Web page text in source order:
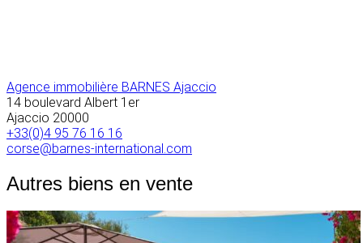
Agence immobilière BARNES Ajaccio
14 boulevard Albert 1er
Ajaccio 20000
+33(0)4 95 76 16 16
corse@barnes-international.com
Autres biens en vente